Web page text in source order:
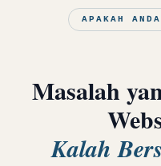
APAKAH
Masalah
Kalah